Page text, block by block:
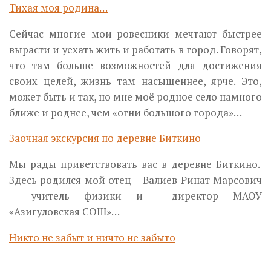
Тихая моя родина…
Сейчас многие мои ровесники мечтают быстрее
вырасти и уехать жить и работать в город. Говорят,
что там больше возможностей для достижения
своих целей, жизнь там насыщеннее, ярче. Это,
может быть и так, но мне моё родное село намного
ближе и роднее, чем «огни большого города»…
Заочная экскурсия по деревне Биткино
Мы рады приветствовать вас в деревне Биткино.
Здесь родился мой отец – Валиев Ринат Марсович
— учитель физики и директор МАОУ
«Азигуловская СОШ»…
Никто не забыт и ничто не забыто